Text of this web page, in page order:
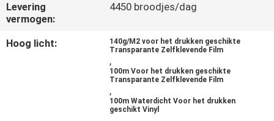
VRAAG
OFFERTE
Levering
vermogen:
4450 broodjes/dag
Hoog licht:
140g/M2 voor het drukken geschikte
Transparante Zelfklevende Film
,
100m Voor het drukken geschikte
Transparante Zelfklevende Film
,
100m Waterdicht Voor het drukken
geschikt Vinyl